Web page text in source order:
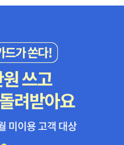
들이 자신의 입으로 정치적 대안을
를 양분 삼아 결국 기존 정치 무대에
는데 일조했습니다. 즉, 여러 언론
포퓰리스트라고 정의하고 있지만
포용할 수 있다면 저들의 본질은
니다. 이 부분과 관련해, 스티브 배
수 있겠습니다. 본디 우리는 지난 양
주의를 어렵사리 지켜낸 바가 있습
는 건 당연한 일인지 모른다. - P15
도 여성 게임 개발자의 피해 사례가
, 사이버 폭력을 당하는건 분명 어
악이다. 집주소 등 개인정보를 온라
간하라'는 등 사이버불링으로 공식
도 있었다. PC의 자기과시적, 극단적
사례를 일반화할 필요가 있을지 의문
다나는매일죽은자의이름을묻는다6.
블랭크 지음) [15.5] #脂
작된다 #새로나왔어요 #재난인류外
너머의진실들 #뚱뚱한여성은아름
데올로기 #한세대안에기후위기끝
#